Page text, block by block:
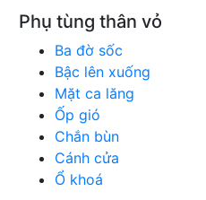
Phụ tùng thân vỏ
Ba đờ sốc
Bậc lên xuống
Mặt ca lăng
Ốp gió
Chắn bùn
Cánh cửa
Ổ khoá